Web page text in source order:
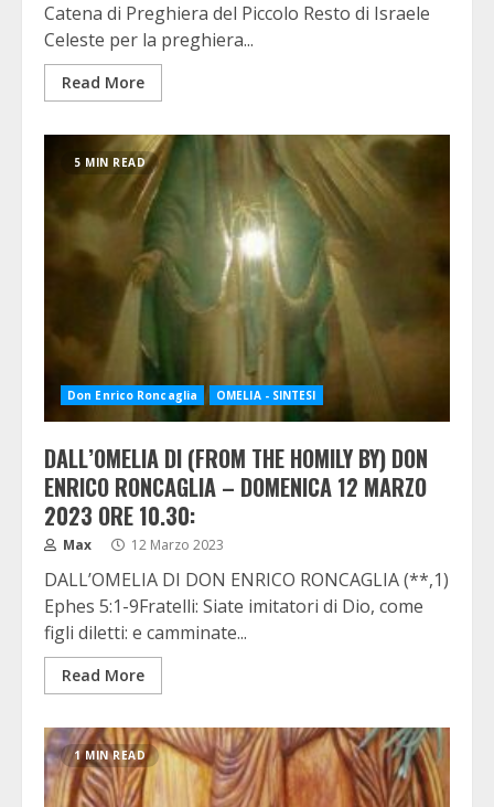
Catena di Preghiera del Piccolo Resto di Israele
Celeste per la preghiera...
Read More
5 MIN READ
Don Enrico Roncaglia OMELIA - SINTESI
DALL’OMELIA DI (FROM THE HOMILY BY) DON
ENRICO RONCAGLIA – DOMENICA 12 MARZO
2023 ORE 10.30:
Max 12 Marzo 2023
DALL’OMELIA DI DON ENRICO RONCAGLIA (**,1)
Ephes 5:1-9Fratelli: Siate imitatori di Dio, come
figli diletti: e camminate...
Read More
1 MIN READ